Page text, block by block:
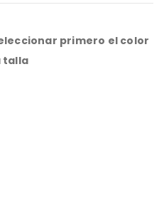
primero el color
talla